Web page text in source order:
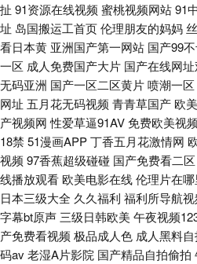
扯 91资源在线视频 蜜桃视频网站91
址 岛国搬运工首页伦理朋友的妈妈
看日本黄 亚洲国产第一网站 国产99
一区 成人免费国产大片 国产在线网
无码亚洲 国产一区二区黄片喷潮一区
网址 五月花无码视频 青青草国产 欧
产视频网 性爱草逼91AV免费欧美视频
18禁 51漫画APP丁香五月花激情网
视频 97香蕉超级碰碰 国产免费看二区
线播放观看 欧美电影在线伦理片在
日本三级大全 久久福利 福利所导航视
字幕bt原声 三级日韩欧美午夜视频
产免费看视频 极品成人色 成人黑料
码av老湿A片影院 国产精品自拍偷拍